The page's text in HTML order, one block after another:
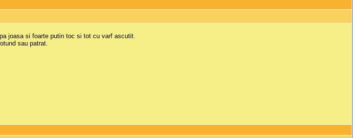
joasa si foarte putin toc si tot cu varf ascutit.
sau patrat.